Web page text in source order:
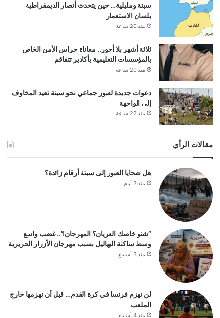
سبتة ومليلية… حين يتحدث أنصار الديمقراطية
بلسان الاستعمار
منذ 20 ساعة
ثلاثة أشهر بلا أجور.. معاناة حراس الأمن الخاص
بالمؤسسات التعليمية بأكادير تتفاقم
منذ 20 ساعة
دعوات جديدة لعبور جماعي نحو سبتة تعيد المخاوف
إلى الواجهة
منذ 22 ساعة
مقالات الرأي
هل ضحايا العبور إلى سبتة أرقام زائدة؟
منذ 3 أيام
“شنو خاصك العريان؟ المهرجان!”.. غضب واسع
وسط ساكنة البهاليل بسبب مهرجان الأزرار الحريرية
منذ 3 أسابيع
لن نهزم فرنسا في كرة القدم… قبل أن نهزمها خارج
الملعب
منذ 4 أسابيع